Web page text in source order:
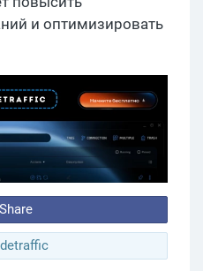
и оптимизировать
Share